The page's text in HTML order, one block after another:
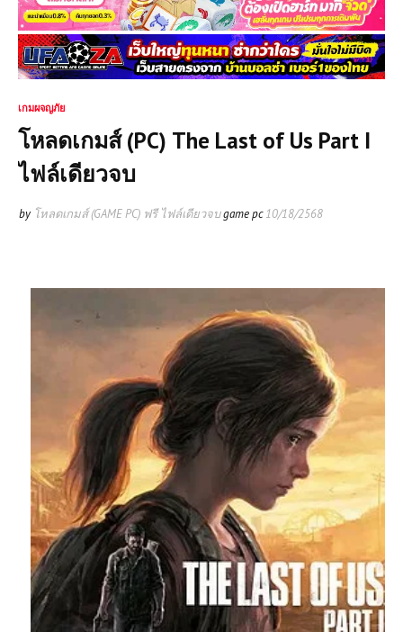
เกมผจญภัย
โหลดเกมส์ (PC) The Last of Us Part I
ไฟล์เดียวจบ
by โหลดเกมส์ (GAME PC) ฟรี ไฟล์เดียวจบgame pc10/18/2568